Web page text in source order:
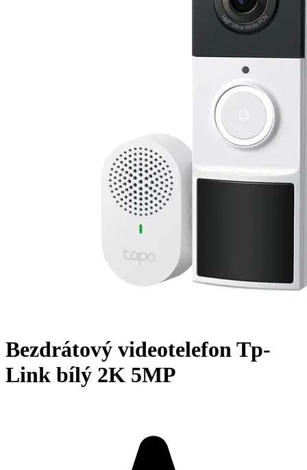
Bezdrátový videotelefon Tp-
Link bílý 2K 5MP